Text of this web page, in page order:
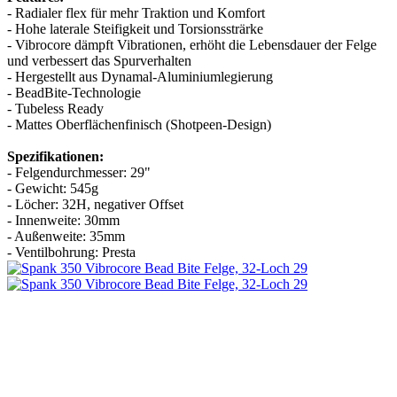
- Radialer flex für mehr Traktion und Komfort
- Hohe laterale Steifigkeit und Torsionssträrke
- Vibrocore dämpft Vibrationen, erhöht die Lebensdauer der Felge
und verbessert das Spurverhalten
- Hergestellt aus Dynamal-Aluminiumlegierung
- BeadBite-Technologie
- Tubeless Ready
- Mattes Oberflächenfinisch (Shotpeen-Design)
Spezifikationen:
- Felgendurchmesser: 29"
- Gewicht: 545g
- Löcher: 32H, negativer Offset
- Innenweite: 30mm
- Außenweite: 35mm
- Ventilbohrung: Presta